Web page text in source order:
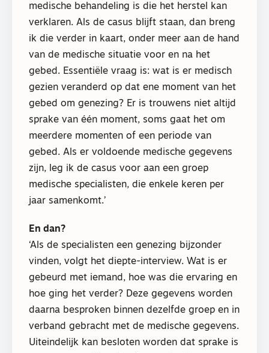
medische behandeling is die het herstel kan
verklaren. Als de casus blijft staan, dan breng
ik die verder in kaart, onder meer aan de hand
van de medische situatie voor en na het
gebed. Essentiële vraag is: wat is er medisch
gezien veranderd op dat ene moment van het
gebed om genezing? Er is trouwens niet altijd
sprake van één moment, soms gaat het om
meerdere momenten of een periode van
gebed. Als er voldoende medische gegevens
zijn, leg ik de casus voor aan een groep
medische specialisten, die enkele keren per
jaar samenkomt.’
En dan?
‘Als de specialisten een genezing bijzonder
vinden, volgt het diepte-interview. Wat is er
gebeurd met iemand, hoe was die ervaring en
hoe ging het verder? Deze gegevens worden
daarna besproken binnen dezelfde groep en in
verband gebracht met de medische gegevens.
Uiteindelijk kan besloten worden dat sprake is